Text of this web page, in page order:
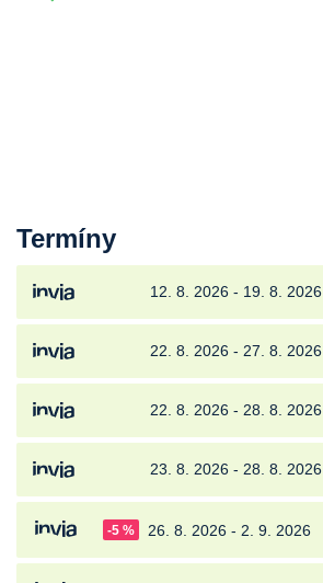
Termíny
12. 8. 2026 - 19. 8. 2026
22. 8. 2026 - 27. 8. 2026
22. 8. 2026 - 28. 8. 2026
23. 8. 2026 - 28. 8. 2026
-5 % 26. 8. 2026 - 2. 9. 2026